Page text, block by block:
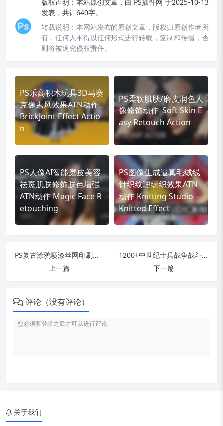
版权声明： 本站原创文章，由 PS插件网 于2025-10-13
发表，共计640字。
转载说明： 本网站发布的原创文章，版权归原创作者所
有，任何人不得以任何形式进行转载，复制和传播，否
则将被追究侵权责任。
PS乐高积木玩具3D马赛
克像素风效果ATN动作
BrickJoint Effect Actio
n
PS柔软肌肤/磨皮润色人
像修饰动作_Soft Skin E
asy Retouch Action
PS人像AI智能磨皮美容
祛斑肌肤修饰肤色增强
ATN动作 Magic Face R
etouching
PS图像生成逼真毛绒线
针织纹理编织效果ATN
动作 Knitting Studio –
Knitted Effect
PS复古涂鸦喷漆丝网印刷噪点磨损半色调特效ATN动作 RisoJoint Effect Action
上一篇
1200+中世纪士兵战争战斗场景绘画生成图形PS自定义形状合集 1200+ Unique Custom Shapes Mega Pack
下一篇
评论（没有评论）
关于我们